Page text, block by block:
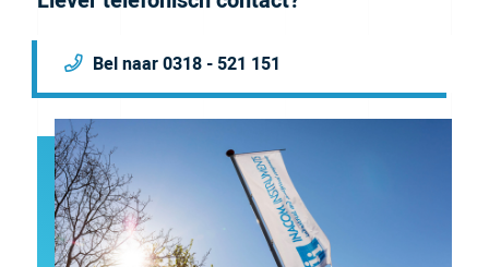
Bel naar 0318 - 521 151